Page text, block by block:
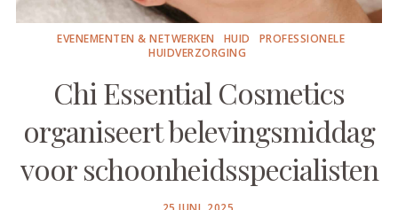
EVENEMENTEN & NETWERKEN HUID
PROFESSIONELE
HUIDVERZORGING
Chi Essential Cosmetics
organiseert belevingsmiddag
voor schoonheidsspecialisten
POSTED